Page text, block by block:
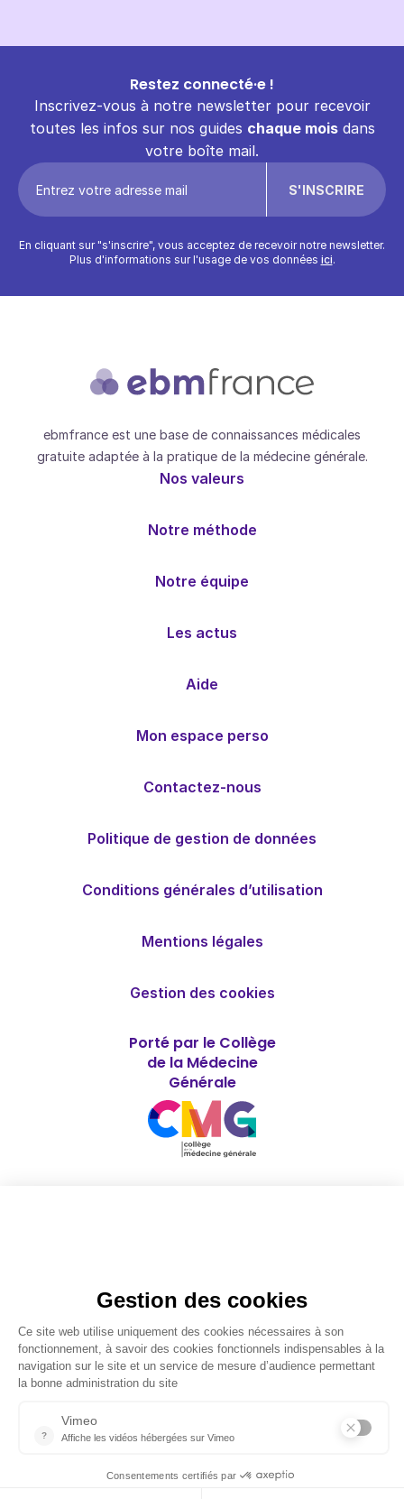
Restez connecté·e !
Inscrivez-vous à notre newsletter pour recevoir
toutes les infos sur nos guides chaque moisdans
votre boîte mail.
En cliquant sur "s'inscrire", vous acceptez de recevoir notre newsletter.
Plus d'informations sur l'usage de vos données ici.
ebmfrance est une base de connaissances médicales
gratuite adaptée à la pratique de la médecine générale.
Nos valeurs
Notre méthode
Notre équipe
Les actus
Aide
Mon espace perso
Contactez-nous
Politique de gestion de données
Conditions générales d’utilisation
Mentions légales
Gestion des cookies
Porté par le Collège
de la Médecine
Générale
© 2026 ebmfrance